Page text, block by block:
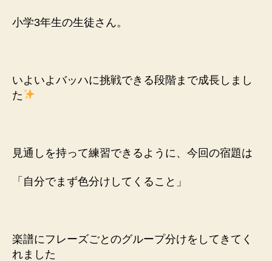
小学3年生の生徒さん。
いよいよバッハに挑戦できる段階まで成長しまし
た
見通しを持って練習できるように、 今回の宿題は
「自分でまず色分けしてくること」
楽譜にフレーズごとのグループ分けをしてきてく
れました